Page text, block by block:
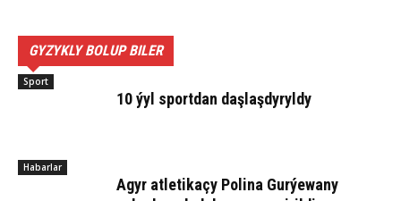
GYZYKLY BOLUP BILER
Sport
10 ýyl sportdan daşlaşdyryldy
Habarlar
Agyr atletikaçy Polina Gurýewany